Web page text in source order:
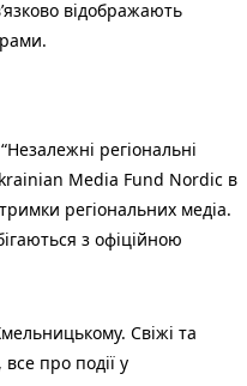
відображають
регіональні
Media Fund Nordic в
регіональних медіа.
з офіційною
Свіжі та
про події у